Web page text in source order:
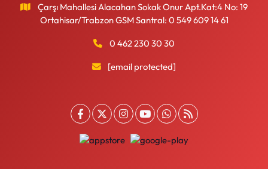
Çarşı Mahallesi Alacahan Sokak Onur Apt.Kat:4 No: 19
Ortahisar/Trabzon GSM Santral: 0 549 609 14 61
0 462 230 30 30
[email protected]